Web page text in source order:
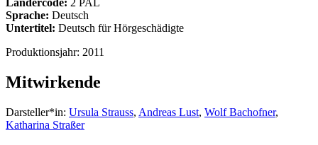
Ländercode: 2 PAL
Sprache: Deutsch
Untertitel: Deutsch für Hörgeschädigte
Produktionsjahr: 2011
Mitwirkende
Darsteller*in: Ursula Strauss, Andreas Lust, Wolf Bachofner,
Katharina Straßer